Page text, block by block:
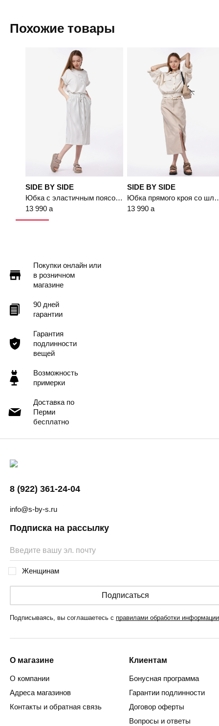
Доставка в другие города
Похожие товары
SIDE BY SIDE
Юбка с эластичным поясом в полоску
13 990 a
SIDE BY SIDE
Юбка прямого
13 990 a
Покупки онлайн или
в розничном
магазине
90 дней
гарантии
Гарантия
подлинности
вещей
Возможность
примерки
Доставка по
Перми
бесплатно
8 (922) 361-24-04
info@s-by-s.ru
Подписка на рассылку
Женщинам
Подписаться
Подписываясь, вы соглашаетесь с правилами обработки информации
О магазине
О компании
Адреса магазинов
Контакты и обратная связь
Клиентам
Бонусная программа
Гарантии подлинности
Договор оферты
Вопросы и ответы